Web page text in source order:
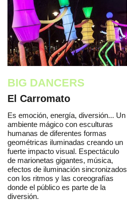
BIG DANCERS
El Carromato
Es emoción, energía, diversión... Un
ambiente mágico con esculturas
humanas de diferentes formas
geométricas iluminadas creando un
fuerte impacto visual. Espectáculo
de marionetas gigantes, música,
efectos de iluminación sincronizados
con los ritmos y las coreografías
donde el público es parte de la
diversión.